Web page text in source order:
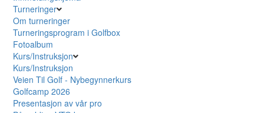
Turneringer
Om turneringer
Turneringsprogram i Golfbox
Fotoalbum
Kurs/Instruksjon
Kurs/Instruksjon
Veien Til Golf - Nybegynnerkurs
Golfcamp 2026
Presentasjon av vår pro